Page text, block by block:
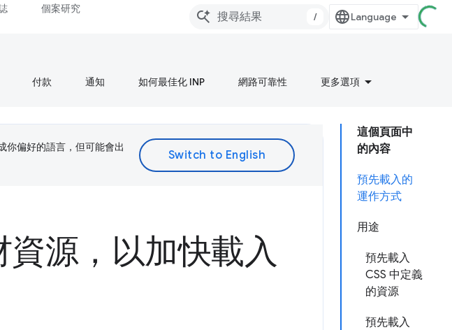
個案研究
/
付款 通知 如何最佳化 INP 網路可靠性 更多選項
這個頁面中
的內容
預先載入的
運作方式
用途
預先載入
CSS 中定義
的資源
預先載入
你偏好的語言，但可能會出
源，以加快載入